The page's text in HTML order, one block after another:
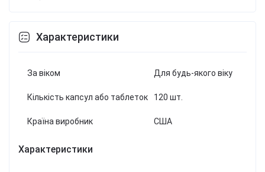
Характеристики
За віком Для будь-якого віку
Кількість капсул або таблеток 120 шт.
Країна виробник США
Характеристики